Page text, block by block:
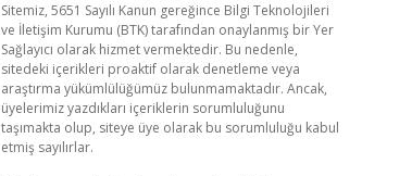
Sitemiz, 5651 Sayılı Kanun gereğince Bilgi Teknolojileri
ve İletişim Kurumu (BTK) tarafından onaylanmış bir Yer
Sağlayıcı olarak hizmet vermektedir. Bu nedenle,
sitedeki içerikleri proaktif olarak denetleme veya
araştırma yükümlülüğümüz bulunmamaktadır. Ancak,
üyelerimiz yazdıkları içeriklerin sorumluluğunu
taşımakta olup, siteye üye olarak bu sorumluluğu kabul
etmiş sayılırlar.